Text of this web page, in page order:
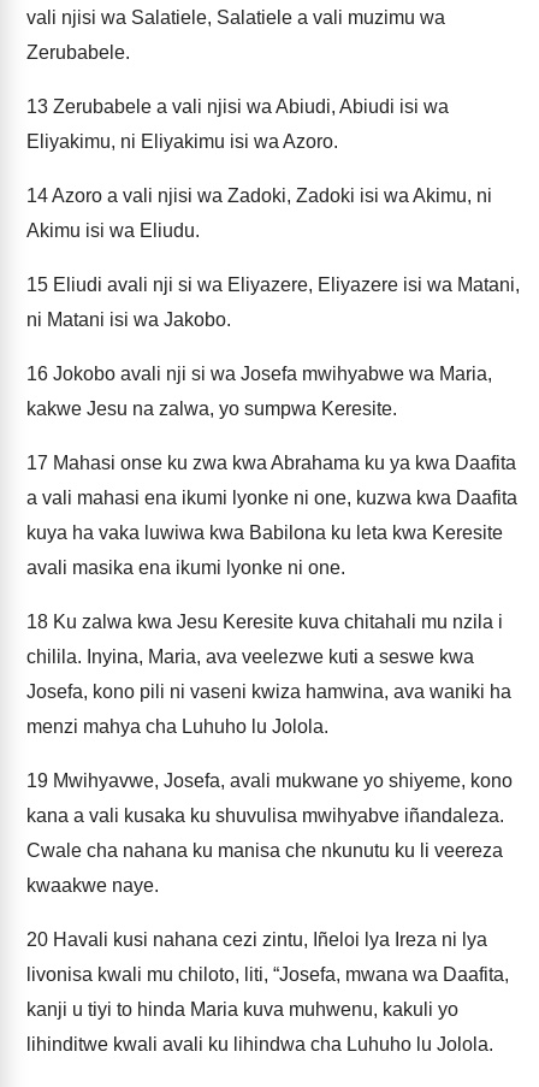
vali njisi wa Salatiele, Salatiele a vali muzimu wa
Zerubabele.
13 Zerubabele a vali njisi wa Abiudi, Abiudi isi wa
Eliyakimu, ni Eliyakimu isi wa Azoro.
14Azoro a vali njisi wa Zadoki, Zadoki isi wa Akimu, ni
Akimu isi wa Eliudu.
15 Eliudi avali nji si wa Eliyazere, Eliyazere isi wa Matani,
ni Matani isi wa Jakobo.
16 Jokobo avali nji si wa Josefa mwihyabwe wa Maria,
kakwe Jesu na zalwa, yo sumpwa Keresite.
17 Mahasi onse ku zwa kwa Abrahama ku ya kwa Daafita
a vali mahasi ena ikumi lyonke ni one, kuzwa kwa Daafita
kuya ha vaka luwiwa kwa Babilona ku leta kwa Keresite
avali masika ena ikumi lyonke ni one.
18 Ku zalwa kwa Jesu Keresite kuva chitahali mu nzila i
chilila. Inyina, Maria, ava veelezwe kuti a seswe kwa
Josefa, kono pili ni vaseni kwiza hamwina, ava waniki ha
menzi mahya cha Luhuho lu Jolola.
19 Mwihyavwe, Josefa, avali mukwane yo shiyeme, kono
kana a vali kusaka ku shuvulisa mwihyabve iñandaleza.
Cwale cha nahana ku manisa che nkunutu ku li veereza
kwaakwe naye.
20 Havali kusi nahana cezi zintu, Iñeloi lya Ireza ni lya
livonisa kwali mu chiloto, liti, “Josefa, mwana wa Daafita,
kanji u tiyi to hinda Maria kuva muhwenu, kakuli yo
lihinditwe kwali avali ku lihindwa cha Luhuho lu Jolola.